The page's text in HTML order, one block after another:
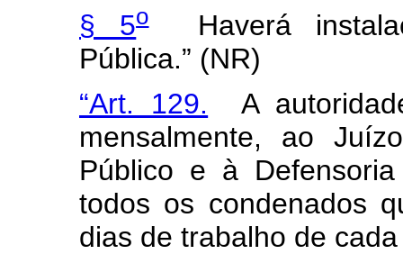
§ 5oHaverá
Pública.” (NR)
“Art. 129. A
mensalmente, ao
Público e à
todos os condenados
dias de trabalho de